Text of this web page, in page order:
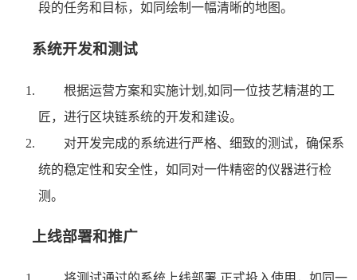
段的任务和目标，如同绘制一幅清晰的地图。
系统开发和测试
根据运营方案和实施计划,如同一位技艺精湛的工
匠，进行区块链系统的开发和建设。
对开发完成的系统进行严格、细致的测试，确保系
统的稳定性和安全性，如同对一件精密的仪器进行检
测。
上线部署和推广